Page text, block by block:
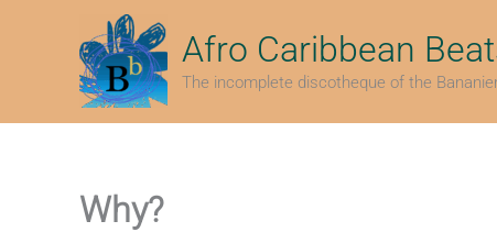
Afro Caribbean
The incomplete discotheque of the
Why?